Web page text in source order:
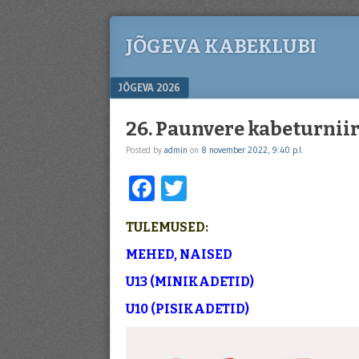
JÕGEVA KABEKLUBI
Menu
SKIP TO CONTENT
JÕGEVA 2026
26. Paunvere kabeturniir
Posted by admin on 8 november 2022, 9:40 p.l.
Facebook
TULEMUSED:
MEHED, NAISED
U13 (MINIKADETID)
U10 (PISIKADETID)